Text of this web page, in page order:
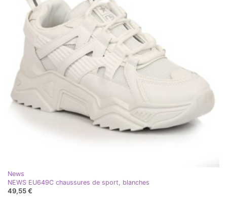
News
NEWS EU649C chaussures de sport, blanches
49,55 €